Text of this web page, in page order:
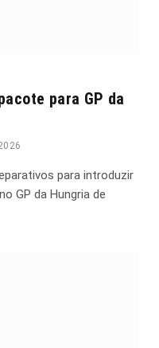
para GP da
para introduzir
GP da Hungria de